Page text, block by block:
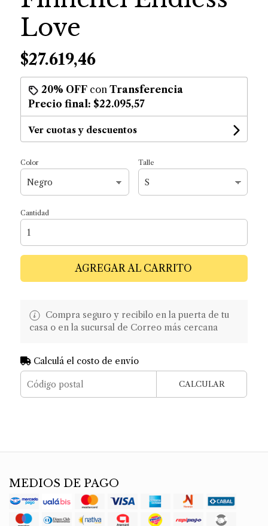
Love
$27.619,46
20% OFFcon Transferencia
Precio final: $22.095,57
Ver cuotas y descuentos
Color Talle
Cantidad
AGREGAR AL CARRITO
Compra seguro y recibilo en la puerta de tu
casa o en la sucursal de Correo más cercana
Calculá el costo de envío
CALCULAR
MEDIOS DE PAGO